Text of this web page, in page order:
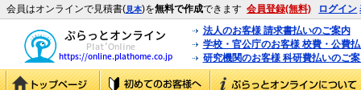
会員はオンラインで見積書(見本)を無料で作成できます 会員登録(無料) ログイン
法人のお客様 請求書払いのご案内
学校・官公庁のお客様 校費・公費
研究機関のお客様 科研費払いのご